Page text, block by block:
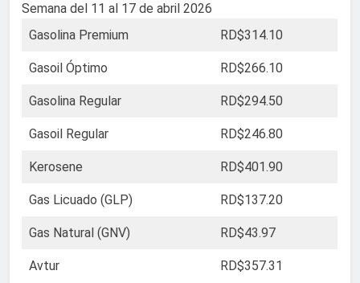
Semana del 11 al 17 de abril 2026
Gasolina Premium
RD$314.10
Gasoil Óptimo RD$266.10
Gasolina Regular RD$294.50
Gasoil Regular RD$246.80
Kerosene RD$401.90
Gas Licuado (GLP) RD$137.20
Gas Natural (GNV) RD$43.97
Avtur RD$357.31